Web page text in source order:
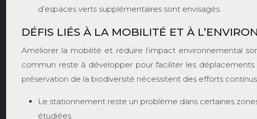
d’espaces verts supplémentaires sont envisagés.
DÉFIS LIÉS À LA MOBILITÉ ET À
Améliorer la mobilité et réduire l’impact environnemental
commun reste à développer pour faciliter les
préservation de la biodiversité nécessitent des efforts continus.
Le stationnement reste un problème dans certaines
étudiées.